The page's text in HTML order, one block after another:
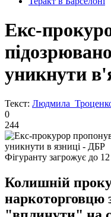
Екс-
уникнути
Текст: Людмила
0
244
Фігуранту загрожує до 12
Колишній
наркоторговцю